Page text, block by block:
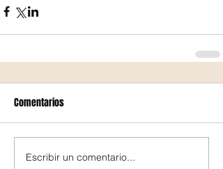
Comentarios
Escribir un comentario...